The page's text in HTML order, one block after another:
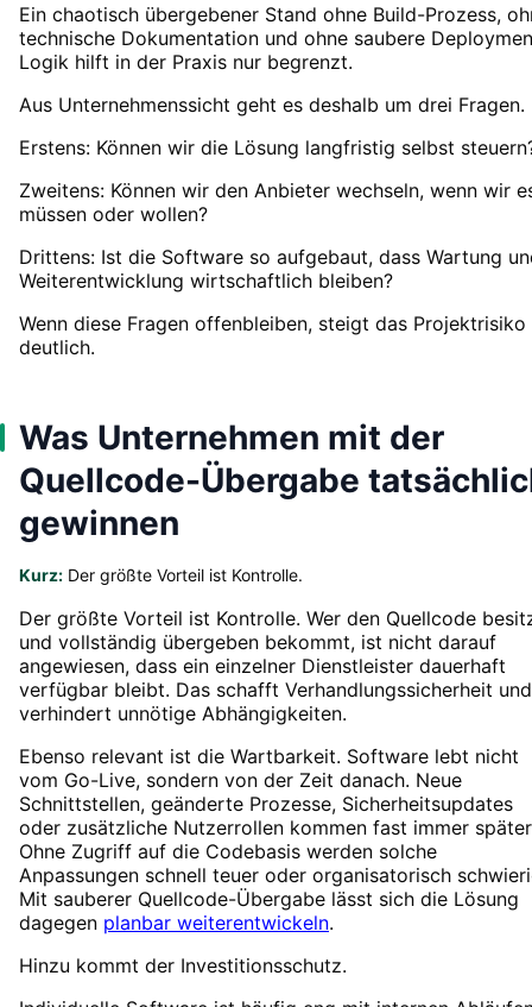
Ein chaotisch übergebener Stand ohne Build-Prozess,
technische Dokumentation und ohne saubere
Logik hilft in der Praxis nur begrenzt.
Aus Unternehmenssicht geht es deshalb um drei Fragen.
Erstens: Können wir die Lösung langfristig selbst
Zweitens: Können wir den Anbieter wechseln, wenn wir
müssen oder wollen?
Drittens: Ist die Software so aufgebaut, dass Wartung
Weiterentwicklung wirtschaftlich bleiben?
Wenn diese Fragen offenbleiben, steigt das Projektrisiko
deutlich.
Was Unternehmen mit der
Quellcode-Übergabe
gewinnen
Kurz: Der größte Vorteil ist Kontrolle.
Der größte Vorteil ist Kontrolle. Wer den Quellcode
und vollständig übergeben bekommt, ist nicht darauf
angewiesen, dass ein einzelner Dienstleister dauerhaft
verfügbar bleibt. Das schafft Verhandlungssicherheit und
verhindert unnötige Abhängigkeiten.
Ebenso relevant ist die Wartbarkeit. Software lebt nicht
vom Go-Live, sondern von der Zeit danach. Neue
Schnittstellen, geänderte Prozesse, Sicherheitsupdates
oder zusätzliche Nutzerrollen kommen fast immer
Ohne Zugriff auf die Codebasis werden solche
Anpassungen schnell teuer oder organisatorisch
Mit sauberer Quellcode-Übergabe lässt sich die Lösung
dagegen planbar weiterentwickeln.
Hinzu kommt der Investitionsschutz.